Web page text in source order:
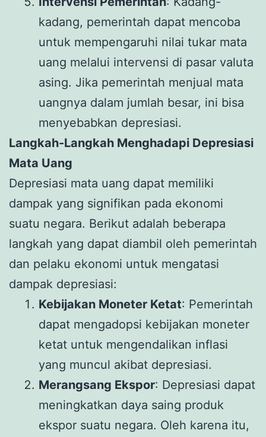
kadang, pemerintah dapat mencoba
untuk mempengaruhi nilai tukar mata
uang melalui intervensi di pasar valuta
asing. Jika pemerintah menjual mata
uangnya dalam jumlah besar, ini bisa
menyebabkan depresiasi.
Langkah-Langkah Menghadapi Depresiasi
Mata Uang
Depresiasi mata uang dapat memiliki
dampak yang signifikan pada ekonomi
suatu negara. Berikut adalah beberapa
langkah yang dapat diambil oleh pemerintah
dan pelaku ekonomi untuk mengatasi
dampak depresiasi:
Kebijakan Moneter Ketat: Pemerintah
dapat mengadopsi kebijakan moneter
ketat untuk mengendalikan inflasi
yang muncul akibat depresiasi.
Merangsang Ekspor: Depresiasi dapat
meningkatkan daya saing produk
ekspor suatu negara. Oleh karena itu,